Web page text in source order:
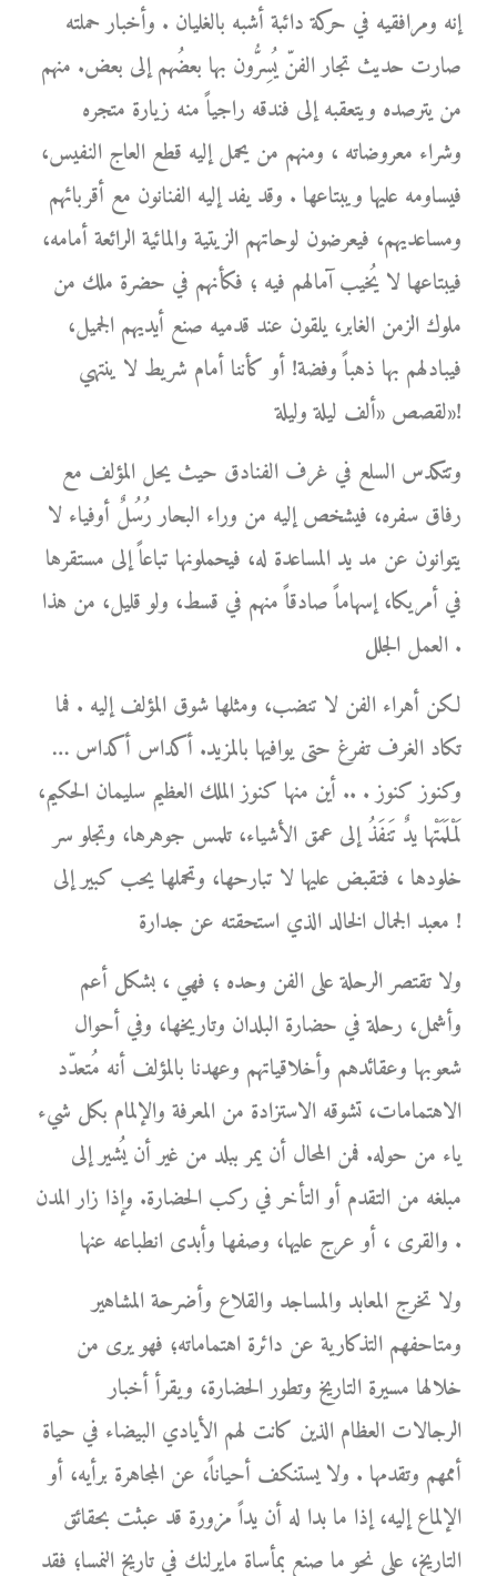
إنه ومرافقيه في حركة دائبة أشبه بالغليان . وأخبار حملته
صارت حديث تجار الفنّ يُسِرُّون بها بعضُهم إلى بعض. منهم
من يترصده ويتعقبه إلى فندقه راجياً منه زيارة متجره
وشراء معروضاته ، ومنهم من يحمل إليه قطع العاج النفيس،
فيساومه عليها ويبتاعها . وقد يفد إليه الفنانون مع أقربائهم
ومساعديهم، فيعرضون لوحاتهم الزيتية والمائية الرائعة أمامه،
فيبتاعها لا يُخيب آمالهم فيه ؛ فكأنهم في حضرة ملك من
ملوك الزمن الغابر، يلقون عند قدميه صنع أيديهم الجميل،
فيبادلهم بها ذهباً وفضة! أو كأننا أمام شريط لا ينتهي
لقصص «ألف ليلة وليلة»!
وتتكدس السلع في غرف الفنادق حيث يحل المؤلف مع
رفاق سفره، فيشخص إليه من وراء البحار رُسُلٌ أوفياء لا
يتوانون عن مد يد المساعدة له، فيحملونها تباعاً إلى مستقرها
في أمريكا، إسهاماً صادقاً منهم في قسط، ولو قليل، من هذا
العمل الجلل .
لكن أهراء الفن لا تنضب، ومثلها شوق المؤلف إليه . فما
تكاد الغرف تفرغ حتى يوافيها بالمزيد. أكداس أكداس …
وكنوز كنوز . .. أين منها كنوز الملك العظيم سليمان الحكيم،
لَمْلَمَتْها يدٌ تَنفَذُ إلى عمق الأشياء، تلمس جوهرها، وتجلو سر
خلودها ، فتقبض عليها لا تبارحها، وتحملها يحب كبير إلى
معبد الجمال الخالد الذي استحقته عن جدارة !
ولا تقتصر الرحلة على الفن وحده ؛ فهي ، بشكل أعم
وأشمل، رحلة في حضارة البلدان وتاريخها، وفي أحوال
شعوبها وعقائدهم وأخلاقياتهم وعهدنا بالمؤلف أنه مُتعدّد
الاهتمامات، تشوقه الاستزادة من المعرفة والإلمام بكل شيء
ياء من حوله. فمن المحال أن يمر ببلد من غير أن يُشير إلى
مبلغه من التقدم أو التأخر في ركب الحضارة. وإذا زار المدن
والقرى ، أو عرج عليها، وصفها وأبدى انطباعه عنها .
ولا تخرج المعابد والمساجد والقلاع وأضرحة المشاهير
ومتاحفهم التذكارية عن دائرة اهتماماته؛ فهو يرى من
خلالها مسيرة التاريخ وتطور الحضارة، ويقرأ أخبار
الرجالات العظام الذين كانت لهم الأيادي البيضاء في حياة
أممهم وتقدمها . ولا يستنكف أحياناً، عن المجاهرة برأيه، أو
الإلماع إليه، إذا ما بدا له أن يداً مزورة قد عبثت بحقائق
التاريخ، على نحو ما صنع بمأساة مايرلنك في تاريخ النمسا؛ فقد